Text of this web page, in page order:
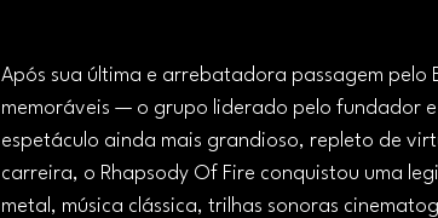
Após sua última e arrebatadora passagem pelo
memoráveis — o grupo liderado pelo fundador
espetáculo ainda mais grandioso, repleto de
carreira, o Rhapsody Of Fire conquistou uma
metal, música clássica, trilhas sonoras